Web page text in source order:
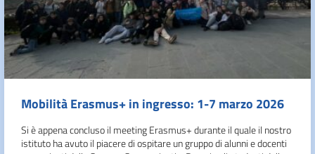
Mobilità Erasmus+ in ingresso: 1-7 marzo 2026
Si è appena concluso il meeting Erasmus+ durante il quale il nostro
istituto ha avuto il piacere di ospitare un gruppo di alunni e docenti